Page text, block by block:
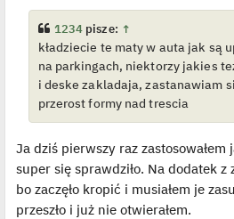
s
i
e
t
l
o
j
e
d
z
p
o
s
t
1234 pisze: ↑
kładziecie te maty w auta jak są
na parkingach, niektorzy jakies
i deske zakladaja, zastanawiam
przerost formy nad trescia
Ja dziś pierwszy raz zastosowałem
super się sprawdziło. Na dodatek
bo zaczęło kropić i musiałem je
przeszło i już nie otwierałem.